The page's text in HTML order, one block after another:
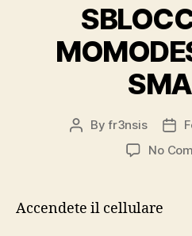
PostByfr3nsis
date
No
Accendete il cellulare